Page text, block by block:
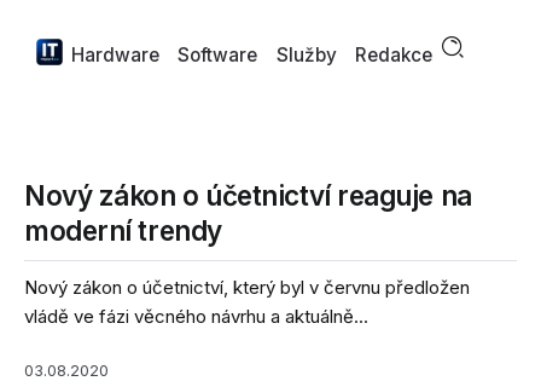
Hardware Software Služby Redakce
Nový zákon o účetnictví reaguje na
moderní trendy
Nový zákon o účetnictví, který byl v červnu předložen
vládě ve fázi věcného návrhu a aktuálně...
03.08.2020